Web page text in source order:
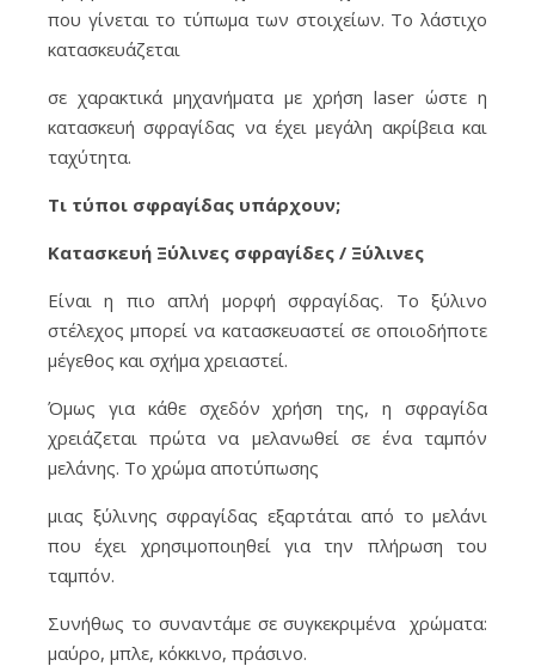
που γίνεται το τύπωμα των στοιχείων. Το λάστιχο
κατασκευάζεται
σε χαρακτικά μηχανήματα με χρήση laser ώστε η
κατασκευή σφραγίδας να έχει μεγάλη ακρίβεια και
ταχύτητα.
Τι τύποι σφραγίδας υπάρχουν;
Κατασκευή Ξύλινες σφραγίδες / Ξύλινες
Είναι η πιο απλή μορφή σφραγίδας. Το ξύλινο
στέλεχος μπορεί να κατασκευαστεί σε οποιοδήποτε
μέγεθος και σχήμα χρειαστεί.
Όμως για κάθε σχεδόν χρήση της, η σφραγίδα
χρειάζεται πρώτα να μελανωθεί σε ένα ταμπόν
μελάνης. Το χρώμα αποτύπωσης
μιας ξύλινης σφραγίδας εξαρτάται από το μελάνι
που έχει χρησιμοποιηθεί για την πλήρωση του
ταμπόν.
Συνήθως το συναντάμε σε συγκεκριμένα χρώματα:
μαύρο, μπλε, κόκκινο, πράσινο.